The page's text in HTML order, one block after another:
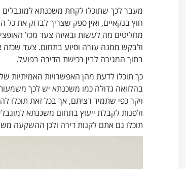
מעבר לכך שתוכלו לקחת משכנתא למוגבלים
חוץ בנקאיים, ואין ספק שצריך לבדוק את
מחליטים מה לעשות ובאיזה צעד מכל
ולבקש ממנה עזרה וסיוע בתחום. צעד שכזה
בתוך המגירה לבין רכישת הדירה בפועל.
כך תוכלו לדעת מהן האפשרויות האמיתיות
בהלוואה גדולה כמו משכנתא יש לכך
ויקר כפי שתמיד רציתם, אך בכל זאת תוכלו
ולפנות לקבלת ייעוץ בתחום משכנתא
תוכלו גם אתם לקנות דירה ולכן ההשקעה